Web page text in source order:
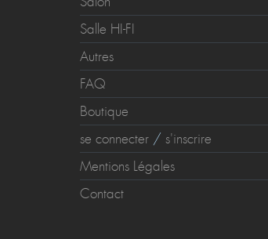
Salle HI-FI
Autres
FAQ
Boutique
se connecter / s'inscrire
Mentions Légales
Contact